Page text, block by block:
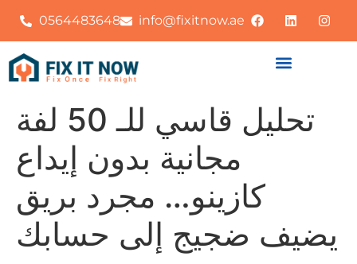
0564483648 info@fixitnow.ae
تحليل قاسي للـ 50 لفة
مجانية بدون إيداع
كازينو… مجرد بريق
يضيف ضجيج إلى حسابك